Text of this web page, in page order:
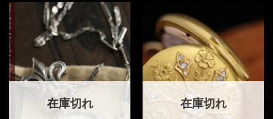
在庫切れ 在庫切れ